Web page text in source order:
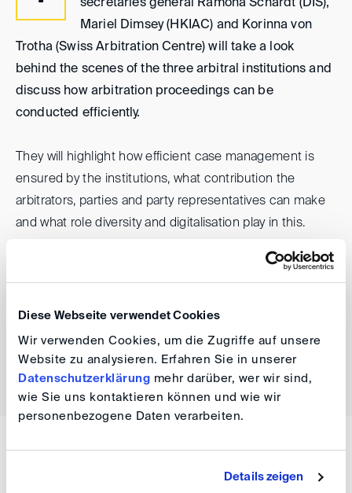
Diese Webseite verwendet Cookies
Wir verwenden Cookies, um die Zugriffe auf unsere
Website zu analysieren. Erfahren Sie in unserer
Datenschutzerklärung mehr darüber, wer wir sind,
wie Sie uns kontaktieren können und wie wir
personenbezogene Daten verarbeiten.
Details zeigen
secretaries general Ramona Schardt (DIS),
Mariel Dimsey (HKIAC) and Korinna von
Trotha (Swiss Arbitration Centre) will take a look
behind the scenes of the three arbitral institutions and
discuss how arbitration proceedings can be
conducted efficiently.
They will highlight how efficient case management is
ensured by the institutions, what contribution the
arbitrators, parties and party representatives can make
and what role diversity and digitalisation play in this.
For further information and registration, please refer to
back